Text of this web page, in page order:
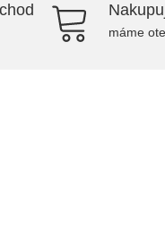
máme